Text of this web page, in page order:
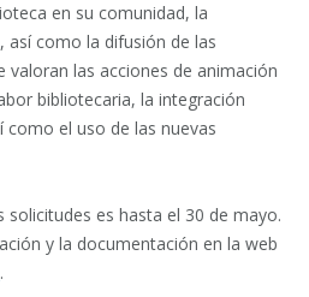
en su comunidad, la
así como la difusión de las
valoran las acciones de animación
bibliotecaria, la integración
como el uso de las nuevas
solicitudes es hasta el 30 de mayo.
y la documentación en la web
.